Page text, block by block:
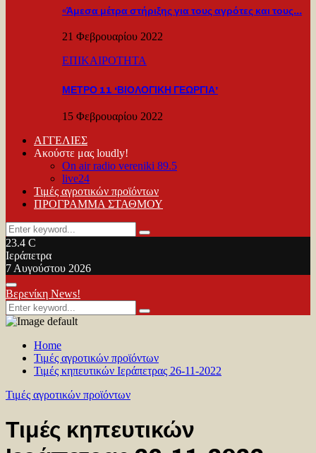
«Άμεσα μέτρα στήριξης για τους αγρότες και τους…
21 Φεβρουαρίου 2022
ΕΠΙΚΑΙΡΟΤΗΤΑ
ΜΕΤΡΟ 11 ‘ΒΙΟΛΟΓΙΚΗ ΓΕΩΡΓΙΑ’
15 Φεβρουαρίου 2022
ΑΓΓΕΛΙΕΣ
Ακούστε μας loudly!
On air radio vereniki 89.5
live24
Τιμές αγροτικών προϊόντων
ΠΡΟΓΡΑΜΜΑ ΣΤΑΘΜΟΥ
Search
for:
Search
23.4 C
Ιεράπετρα
7 Αυγούστου 2026
Facebook
Twitter
Youtube
Primary
Menu
Βερενίκη News!
Search
for:
Search
Home
Τιμές αγροτικών προϊόντων
Τιμές κηπευτικών Ιεράπετρας 26-11-2022
Τιμές αγροτικών προϊόντων
Τιμές κηπευτικών